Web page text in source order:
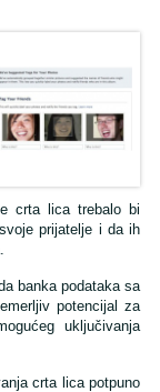
crta lica trebalo bi
prijatelje i da ih
banka podataka sa
potencijal za
uključivanja
crta lica potpuno